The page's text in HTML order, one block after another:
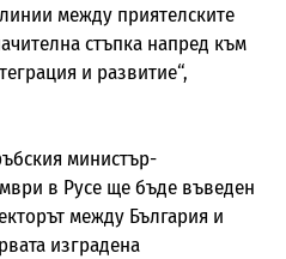
между приятелските
стъпка напред към
и развитие“,
министър-
в Русе ще бъде въведен
между България и
изградена